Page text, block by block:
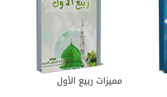
مميزات ربيع الأول